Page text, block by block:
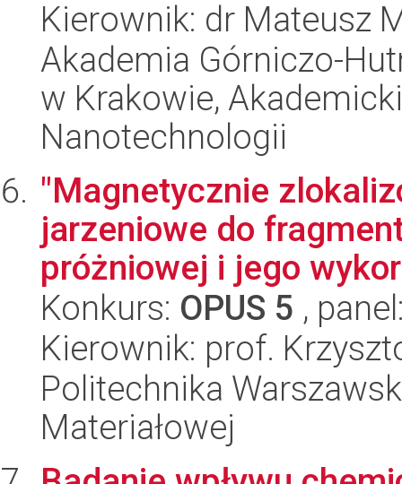
Kierownik: dr Mateusz
Akademia Górniczo-
w Krakowie,
Nanotechnologii
"Magnetycznie
jarzeniowe do
próżniowej i jego
Konkurs: OPUS 5 ,
Kierownik: prof.
Politechnika
Materiałowej